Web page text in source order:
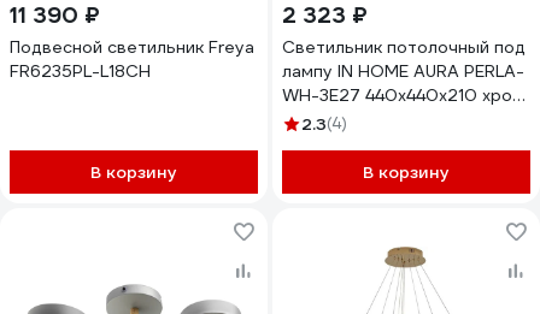
11 390 ₽
Подвесной светильник Freya
FR6235PL-L18CH
В корзину
2 323 ₽
Светильник потолочный под
лампу IN HOME AURA PERLA-
WH-3E27 440x440x210 хром
4690612058078
2.3(4)
В корзину